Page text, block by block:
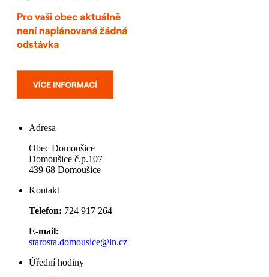
Adresa
Obec Domoušice
Domoušice č.p.107
439 68 Domoušice
Kontakt
Telefon: 724 917 264
E-mail:
starosta.domousice@ln.cz
Úřední hodiny